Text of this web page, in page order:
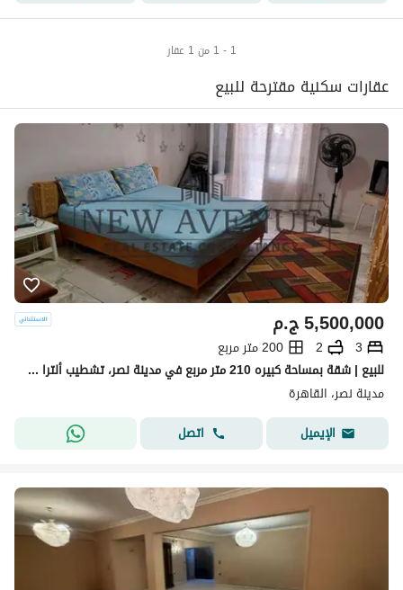
1 - 1 من 1 عقار
عقارات سكنية مقترحة للبيع
ج.م5,500,000
3
2
200 متر مربع
للبيع | شقة بمساحة كبيره 210 متر مربع في مدينة نصر، تشطيب ألترا سوبر لوكس، في موقع مميز وهادئ بجوار حديقة الطفل بالدور الرابع في عمارة حديثة جديدة، تت
مدينة نصر، القاهرة
الإيميل
اتصل